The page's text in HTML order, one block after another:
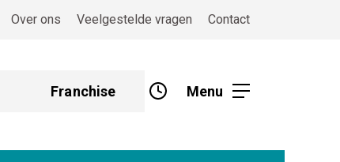
Over ons Veelgestelde vragen Contact
Franchise Menu